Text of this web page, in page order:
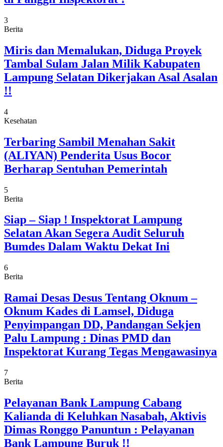
3
Berita
Miris dan Memalukan, Diduga Proyek
Tambal Sulam Jalan Milik Kabupaten
Lampung Selatan Dikerjakan Asal Asalan
!!
4
Kesehatan
Terbaring Sambil Menahan Sakit
(ALIYAN) Penderita Usus Bocor
Berharap Sentuhan Pemerintah
5
Berita
Siap – Siap ! Inspektorat Lampung
Selatan Akan Segera Audit Seluruh
Bumdes Dalam Waktu Dekat Ini
6
Berita
Ramai Desas Desus Tentang Oknum –
Oknum Kades di Lamsel, Diduga
Penyimpangan DD, Pandangan Sekjen
Palu Lampung : Dinas PMD dan
Inspektorat Kurang Tegas Mengawasinya
7
Berita
Pelayanan Bank Lampung Cabang
Kalianda di Keluhkan Nasabah, Aktivis
Dimas Ronggo Panuntun : Pelayanan
Bank Lampung Buruk !!